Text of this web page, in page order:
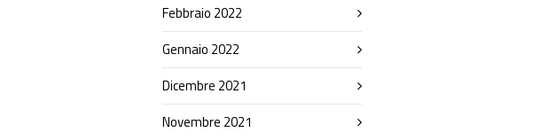
Febbraio 2022
Gennaio 2022
Dicembre 2021
Novembre 2021